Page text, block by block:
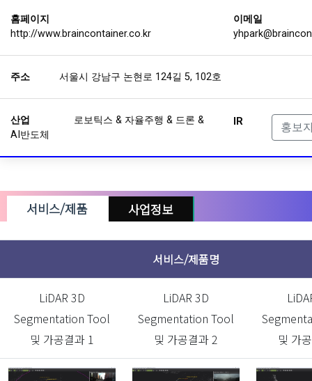
홈페이지
http://www.braincontainer.co.kr
이메일
주소 서울시 강남구 논현로 124길 5, 102호
산업
로보틱스 & 자율주행 & 드론 &
AI반도체
IR 홍보
서비스/제품
서비스/제품명
LiDAR 3D
Segmentation Tool
및 가공결과 1
LiDAR 3D
Segmentation Tool
및 가공결과 2
및 가
사업정보
자본금
투자단계
수익모델 인공지능 데이터 가공 및 플랫폼 운영